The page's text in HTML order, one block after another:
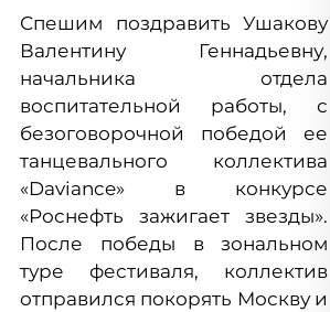
Спешим поздравить Ушакову
Валентину Геннадьевну,
начальника отдела
воспитательной работы, с
безоговорочной победой ее
танцевального коллектива
«Daviance» в конкурсе
«Роснефть зажигает звезды».
После победы в зональном
туре фестиваля, коллектив
отправился покорять Москву и